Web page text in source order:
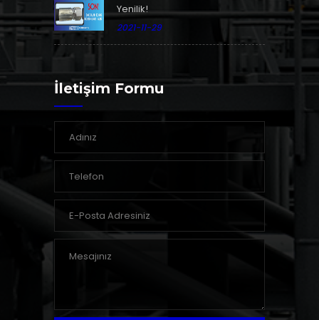
Yenilik!
2021-11-29
İletişim Formu